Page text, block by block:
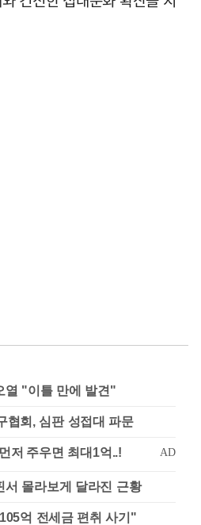
열 "이틀 만에 발견"
협회, 심판 성접대 파문
서 몰라보게 달라진 근황
억 전세금 편취 사기"